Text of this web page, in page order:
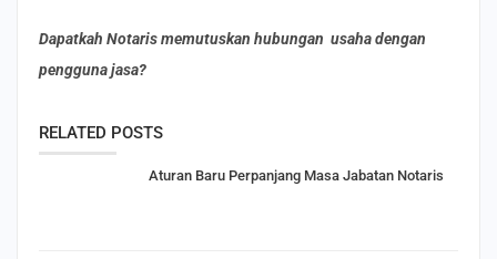
Dapatkah Notaris memutuskan hubungan usaha dengan
pengguna jasa?
RELATED POSTS
Aturan Baru Perpanjang Masa Jabatan Notaris